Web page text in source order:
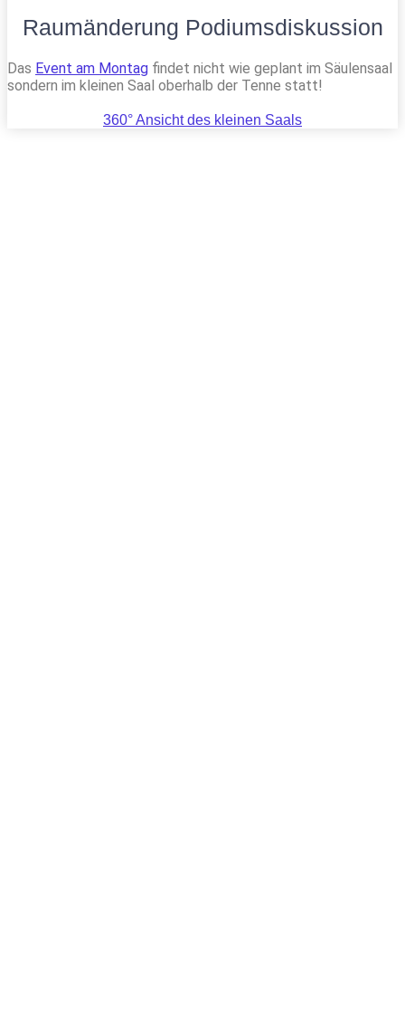
Raumänderung Podiumsdiskussion
Das Event am Montag findet nicht wie geplant im Säulensaal
sondern im kleinen Saal oberhalb der Tenne statt!
360° Ansicht des kleinen Saals